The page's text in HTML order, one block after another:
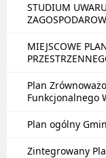
STUDIUM
MIEJSCOWE
Plan
Funkcjonalnego
Plan ogólny
Zintegrowany